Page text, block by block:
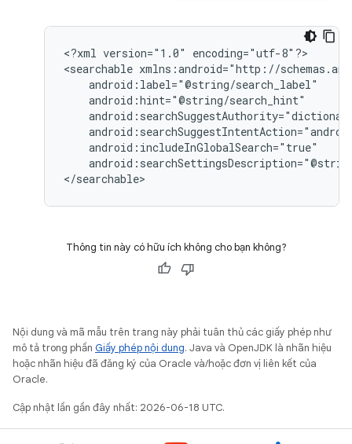
<?xml version="1.0"
encoding="utf-8"?>
<searchable
</searchable>
Thông tin này có hữu ích không cho bạn không?
Nội dung và mã mẫu trên trang này phải tuân thủ các giấy phép như
mô tả trong phần Giấy phép nội dung. Java và OpenJDK là nhãn hiệu
hoặc nhãn hiệu đã đăng ký của Oracle và/hoặc đơn vị liên kết của
Oracle.
Cập nhật lần gần đây nhất: 2026-06-18 UTC.